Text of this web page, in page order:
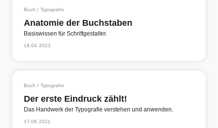
Buch / Typografie
Anatomie der Buchstaben
Basiswissen für Schriftgestalter.
18.04.2023
Buch / Typografie
Der erste Eindruck zählt!
Das Handwerk der Typografie verstehen und anwenden.
17.06.2021